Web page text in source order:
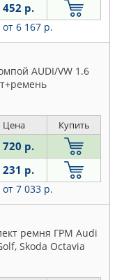
452 р.
от 6 167 р.
AUDI/VW 1.6
Цена Купить
720 р.
231 р.
от 7 033 р.
ремня ГРМ Audi
Skoda Octavia